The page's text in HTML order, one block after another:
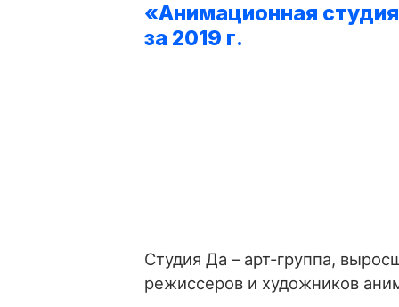
«Анимационная
за 2019 г.
Студия Да – арт-группа,
режиссеров и художников